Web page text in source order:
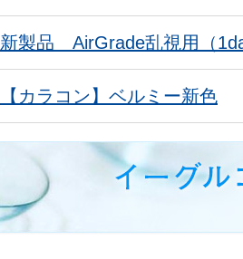
新製品 AirGrade乱視用（
【カラコン】ベルミー新色